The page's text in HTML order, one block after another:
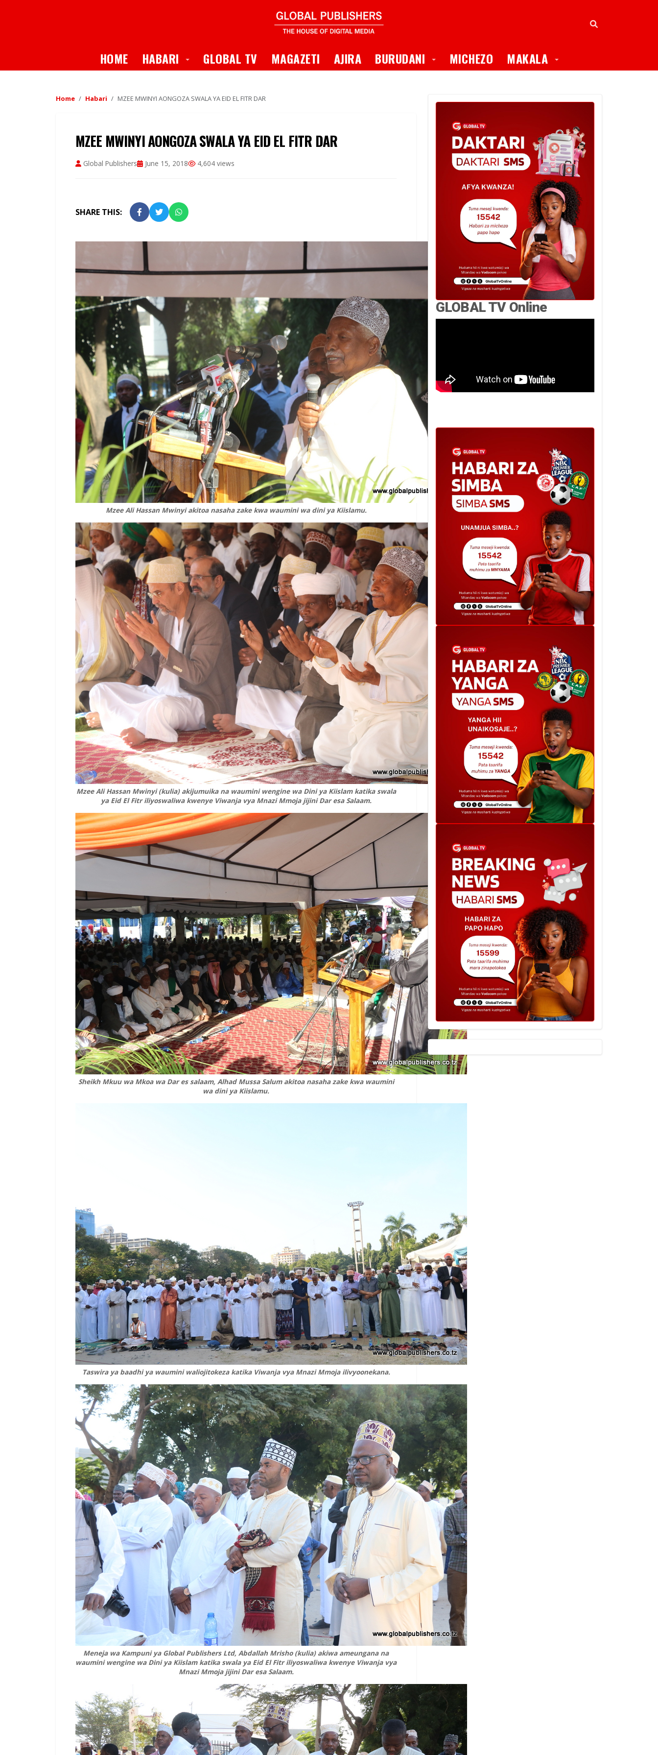
HOME HABARI Toggle Dropdown
GLOBAL TV MAGAZETI AJIRA BURUDANI Toggle Dropdown
MICHEZO MAKALA Toggle Dropdown
Home Habari MZEE MWINYI AONGOZA SWALA YA EID EL FITR DAR
MZEE MWINYI AONGOZA SWALA YA EID EL FITR DAR
Global Publishers June 15, 2018 4,604 views
SHARE THIS:
Mzee Ali Hassan Mwinyi akitoa nasaha zake kwa waumini wa dini ya Kiislamu.
Mzee Ali Hassan Mwinyi (kulia) akijumuika na waumini wengine wa Dini ya Kiislam katika swala
ya Eid El Fitr iliyoswaliwa kwenye Viwanja vya Mnazi Mmoja jijini Dar esa Salaam.
Sheikh Mkuu wa Mkoa wa Dar es salaam, Alhad Mussa Salum akitoa nasaha zake kwa waumini
wa dini ya Kiislamu.
Taswira ya baadhi ya waumini waliojitokeza katika Viwanja vya Mnazi Mmoja ilivyoonekana.
Meneja wa Kampuni ya Global Publishers Ltd, Abdallah Mrisho (kulia) akiwa ameungana na
waumini wengine wa Dini ya Kiislam katika swala ya Eid El Fitr iliyoswaliwa kwenye Viwanja vya
Mnazi Mmoja jijini Dar esa Salaam.
GLOBAL TV Online